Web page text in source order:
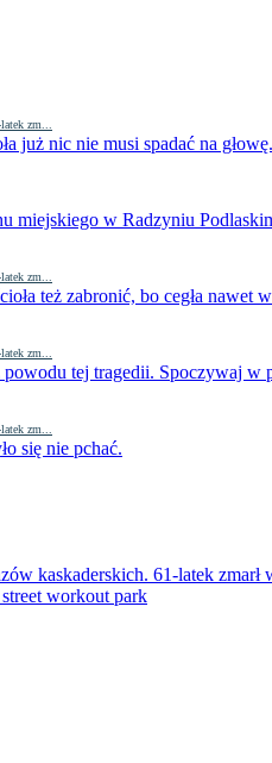
latek zm...
już nic nie musi spadać na głowę.
miejskiego w Radzyniu
latek zm...
też zabronić, bo cegła nawet
latek zm...
powodu tej tragedii. Spoczywaj
latek zm...
się nie pchać.
kaskaderskich. 61-latek zmarł
workout park